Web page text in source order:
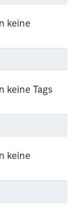
keine
keine Tags
keine